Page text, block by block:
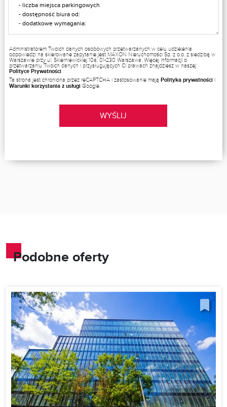
Administratorem Twoich danych osobowych przetwarzanych w celu udzielenia
odpowiedzi na skierowane zapytanie jest MAXON Nieruchomości Sp. z o.o. z siedzibą w
Warszawie przy ul. Skierniewickiej 10a, 01-230 Warszawa. Więcej informacji o
przetwarzaniu Twoich danych i przysługujących Ci prawach znajdziesz w naszej
Polityce Prywatności
Ta strona jest chroniona przez reCAPTCHA i zastosowanie mają Polityka prywatności i
Warunki korzystania z usługi Google.
WYŚLIJ
Podobne oferty